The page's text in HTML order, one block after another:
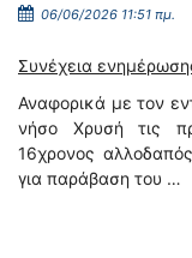
06/06/2026 11:51 πμ.
Συνέχεια
Αναφορικά με τον
νήσο Χρυσή τις
16χρονος
για παράβαση του …